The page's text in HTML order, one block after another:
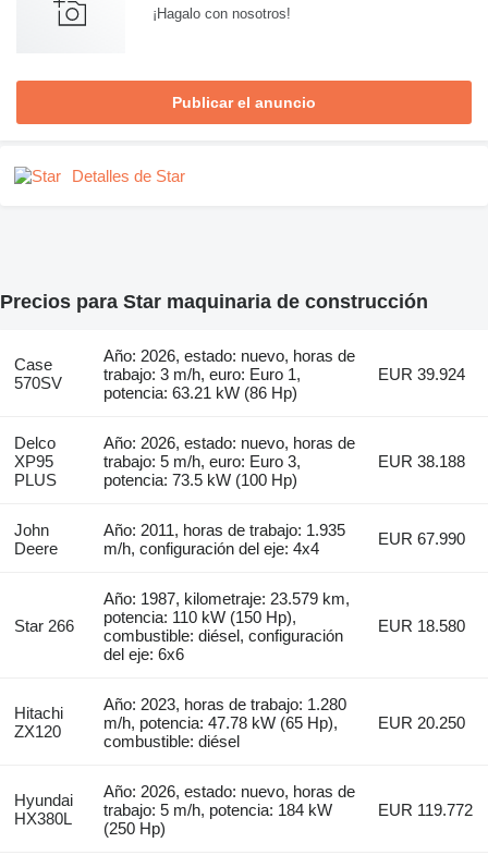
¡Hagalo con nosotros!
Publicar el anuncio
Detalles de Star
Precios para Star maquinaria de construcción
Case
570SV
Año: 2026, estado: nuevo, horas de
trabajo: 3 m/h, euro: Euro 1,
potencia: 63.21 kW (86 Hp)
EUR 39.924
Delco
XP95
PLUS
Año: 2026, estado: nuevo, horas de
trabajo: 5 m/h, euro: Euro 3,
potencia: 73.5 kW (100 Hp)
EUR 38.188
John
Deere
Año: 2011, horas de trabajo: 1.935
m/h, configuración del eje: 4x4
EUR 67.990
Star 266
Año: 1987, kilometraje: 23.579 km,
potencia: 110 kW (150 Hp),
combustible: diésel, configuración
del eje: 6x6
EUR 18.580
Hitachi
ZX120
Año: 2023, horas de trabajo: 1.280
m/h, potencia: 47.78 kW (65 Hp),
combustible: diésel
EUR 20.250
Hyundai
HX380L
Año: 2026, estado: nuevo, horas de
trabajo: 5 m/h, potencia: 184 kW
(250 Hp)
EUR 119.772